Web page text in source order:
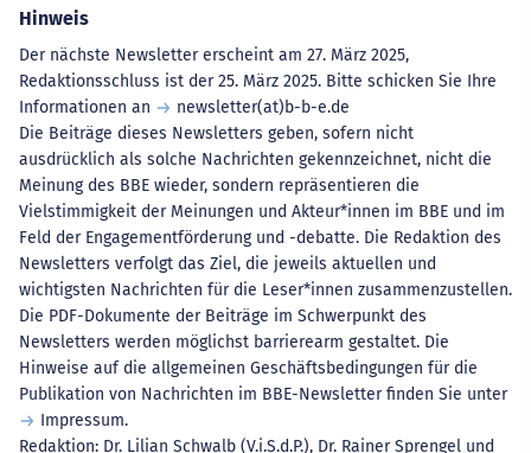
Hinweis
Der nächste Newsletter erscheint am 27. März 2025,
Redaktionsschluss ist der 25. März 2025. Bitte schicken Sie Ihre
Informationen an
newsletter(at)b-b-e.de
Die Beiträge dieses Newsletters geben, sofern nicht
ausdrücklich als solche Nachrichten gekennzeichnet, nicht die
Meinung des BBE wieder, sondern repräsentieren die
Vielstimmigkeit der Meinungen und Akteur*innen im BBE und im
Feld der Engagementförderung und -debatte. Die Redaktion des
Newsletters verfolgt das Ziel, die jeweils aktuellen und
wichtigsten Nachrichten für die Leser*innen zusammenzustellen.
Die PDF-Dokumente der Beiträge im Schwerpunkt des
Newsletters werden möglichst barrierearm gestaltet. Die
Hinweise auf die allgemeinen Geschäftsbedingungen für die
Publikation von Nachrichten im BBE-Newsletter finden Sie unter
Impressum.
Redaktion: Dr. Lilian Schwalb (V.i.S.d.P.), Dr. Rainer Sprengel und